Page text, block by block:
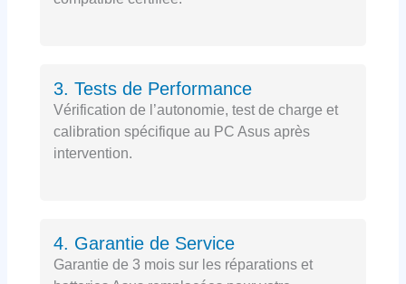
3. Tests de Performance
Vérification de l’autonomie, test de charge et
calibration spécifique au PC Asus après
intervention.
4. Garantie de Service
Garantie de 3 mois sur les réparations et